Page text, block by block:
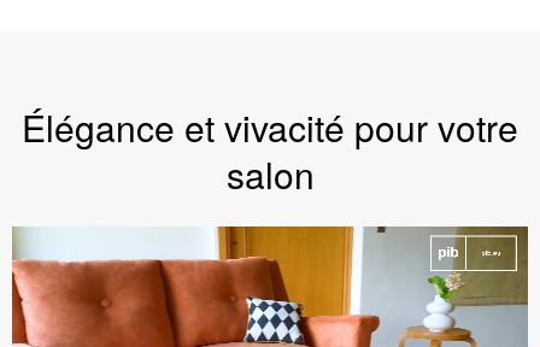
Élégance et vivacité pour votre
salon